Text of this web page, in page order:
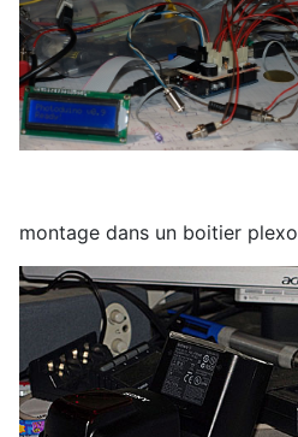
montage dans un boitier plexo